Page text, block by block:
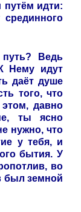
идти:
Ведь
Нему идут
даёт душе
того, что
давно
ты ясно
нужно, что
у тебя, и
бытия. У
во
был земной